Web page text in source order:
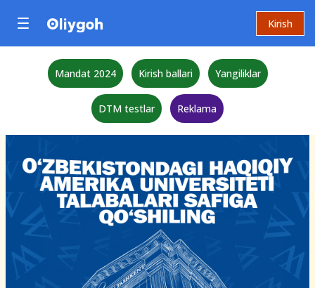
Kirish
Mandat 2024 Kirish ballari Yangiliklar
DTM testlar Reklama